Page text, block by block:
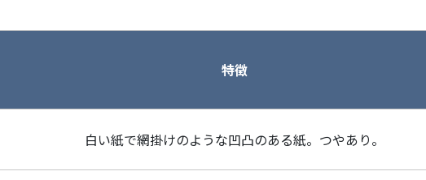
特徴
白い紙で網掛けのような凹凸のある紙。つやあり。